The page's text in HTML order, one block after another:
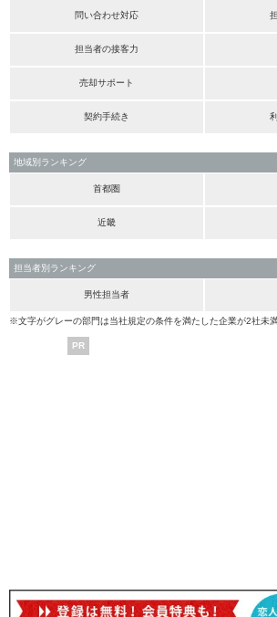
問い合わせ対応
担当者の接客力
売却サポート
契約手続き
地域別ランキング
首都圏
近畿
担当者別ランキング
男性担当者
※文字がグレーの部門は当社規定の条件を満たした企業が2社未
PR